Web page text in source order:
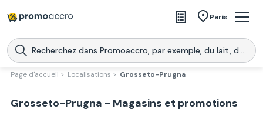
Paris
Magasins
Produits
Promoaccro
l'application
Page d'accueil > Localisations > Grosseto-Prugna
Grosseto-Prugna - Magasins et promotions